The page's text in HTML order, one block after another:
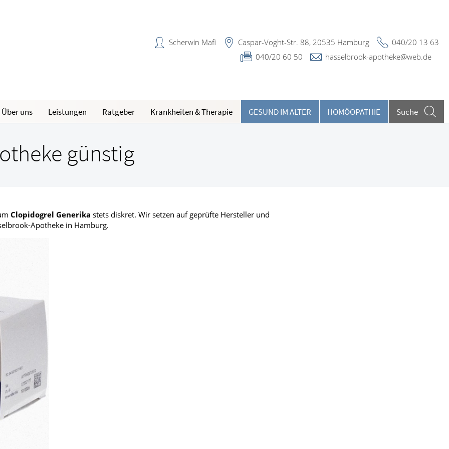
Über uns
Partnercard
Leistungen
Notfälle A-Z
Ratgeber Krankheiten & Therapie
Herz, Gefäße, Kreislauf
Männerkrankheiten
GESUND IM ALTER HOMÖOPATHIE Suche
Scherwin Mafi Caspar-Voght-Str. 88, 20535 Hamburg
040/20 13 63
040/20 60 50
hasselbrook-apotheke@web.de
günstig
Clopidogrel Generika stets diskret. Wir setzen auf geprüfte Hersteller und
Apotheke in Hamburg.